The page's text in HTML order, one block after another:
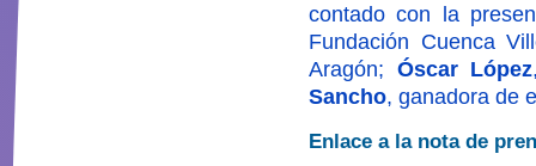
contado con la
Fundación Cuenca
Aragón; Óscar López
Sancho, ganadora de
Enlace a la nota de